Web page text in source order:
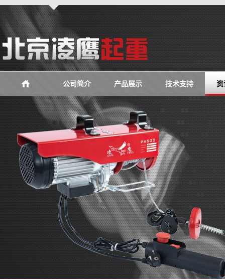
公司简介 产品展示 技术支持 资